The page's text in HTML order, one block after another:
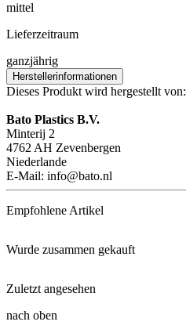
mittel
Lieferzeitraum
ganzjährig
Herstellerinformationen
Dieses Produkt wird hergestellt von:
Bato Plastics B.V.
Minterij 2
4762 AH Zevenbergen
Niederlande
E-Mail: info@bato.nl
Empfohlene Artikel
Hausgurke Palladium, F1
Wurde zusammen gekauft
Veredelungsunterlagen für Gurk ...
Zuletzt angesehen
nach oben